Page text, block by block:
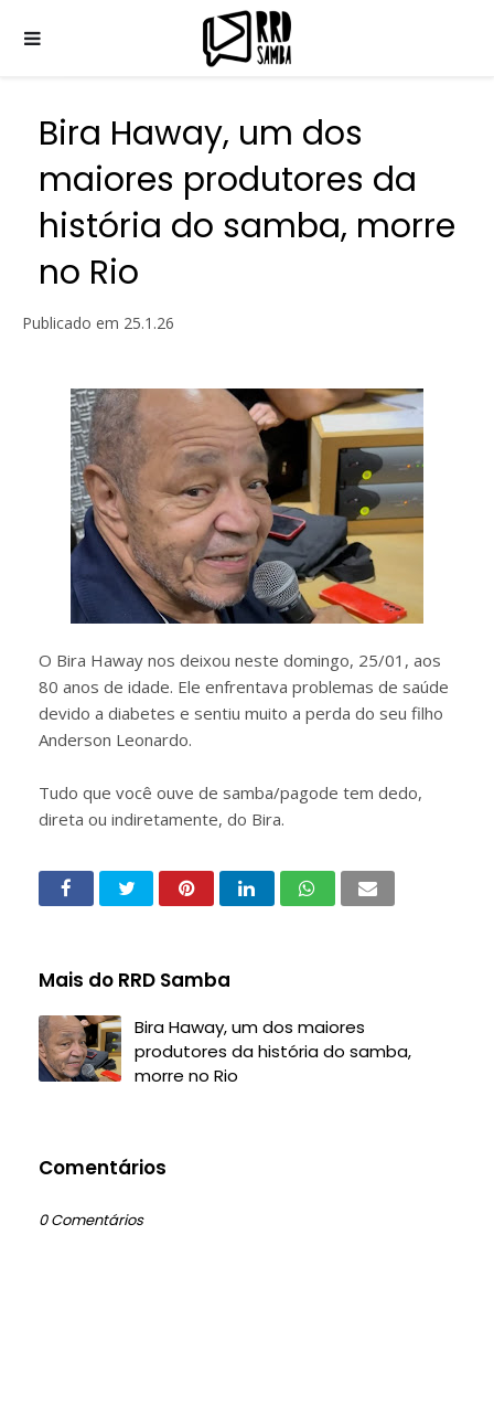
Bira Haway, um dos
maiores produtores da
história do samba, morre
no Rio
Publicado em 25.1.26
O Bira Haway nos deixou neste domingo, 25/01, aos
80 anos de idade. Ele enfrentava problemas de saúde
devido a diabetes e sentiu muito a perda do seu filho
Anderson Leonardo.
Tudo que você ouve de samba/pagode tem dedo,
direta ou indiretamente, do Bira.
Mais do RRD Samba
Bira Haway, um dos maiores
produtores da história do samba,
morre no Rio
Comentários
0 Comentários